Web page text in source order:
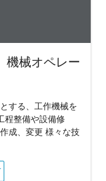
機械オペレー
する、工作機械を
程整備や設備修
成、変更 様々な技